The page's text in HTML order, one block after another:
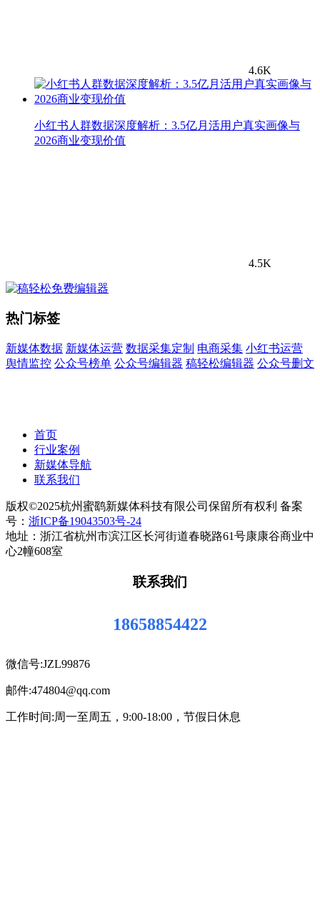
4.6K
小红书人群数据深度解析：3.5亿月活用户真实画像与
2026商业变现价值
4.5K
热门标签
新媒体数据 新媒体运营 数据采集定制 电商采集 小红书运营
舆情监控 公众号榜单 公众号编辑器 稿轻松编辑器 公众号删文
首页
行业案例
新媒体导航
联系我们
版权©2025杭州蜜鹞新媒体科技有限公司保留所有权利 备案
号： 浙ICP备19043503号-24
地址：浙江省杭州市滨江区长河街道春晓路61号康康谷商业中
心2幢608室
联系我们
18658854422
微信号:JZL99876
邮件:474804@qq.com
工作时间:周一至周五，9:00-18:00，节假日休息